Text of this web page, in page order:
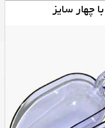
چهار سایز